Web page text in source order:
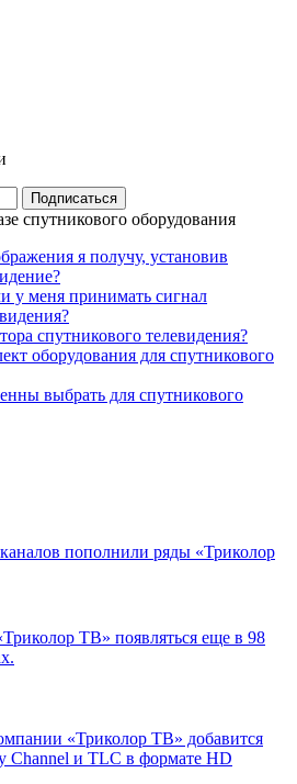
Подписаться
спутникового оборудования
я получу, установив
у меня принимать сигнал
спутникового телевидения?
оборудования для спутникового
выбрать для спутникового
пополнили ряды «Триколор
ТВ» появляться еще в 98
«Триколор ТВ» добавится
Channel и TLC в формате HD